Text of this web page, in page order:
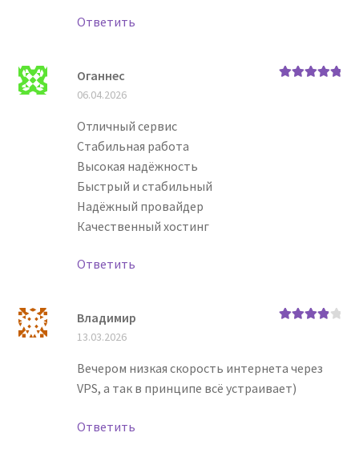
Ответить
Оганнес
06.04.2026
Отличный сервис
Стабильная работа
Высокая надёжность
Быстрый и стабильный
Надёжный провайдер
Качественный хостинг
Ответить
Владимир
13.03.2026
Вечером низкая скорость интернета через
VPS, а так в принципе всё устраивает)
Ответить